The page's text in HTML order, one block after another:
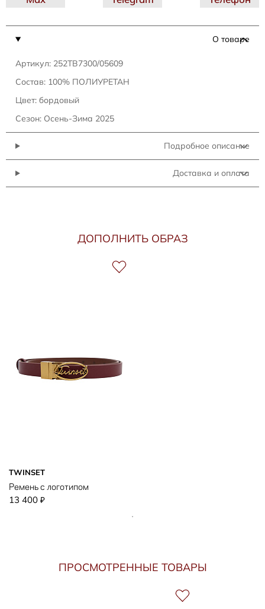
О товаре
Артикул: 252TB7300/05609
Состав: 100% ПОЛИУРЕТАН
Цвет: бордовый
Сезон: Осень-Зима 2025
Подробное описание
Доставка и оплата
ДОПОЛНИТЬ ОБРАЗ
TWINSET
Ремень с логотипом
13 400 ₽
ПРОСМОТРЕННЫЕ ТОВАРЫ